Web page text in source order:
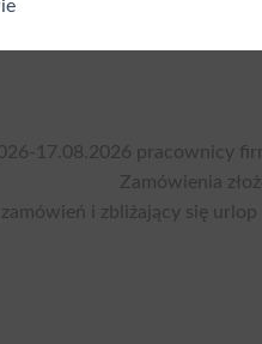
17.08.2026 pracownicy
Zamówienia
i zbliżający się